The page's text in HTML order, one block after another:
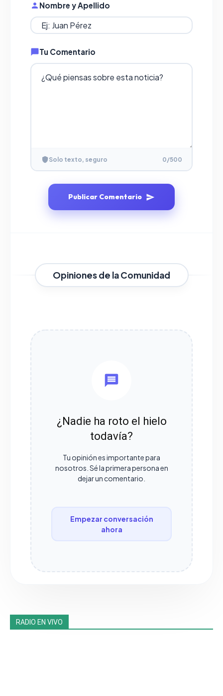
Nombre y Apellido
Tu Comentario
Solo texto, seguro 0/500
Publicar Comentario
Opiniones de la Comunidad
¿Nadie ha roto el hielo
todavía?
Tu opinión es importante para
nosotros. Sé la primera persona en
dejar un comentario.
Empezar conversación
ahora
RADIO EN VIVO